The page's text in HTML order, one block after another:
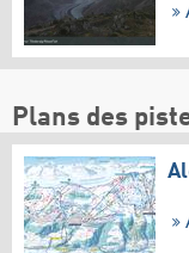
Plans des